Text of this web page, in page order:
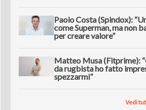
Paolo Costa (Spindox):
come Superman, ma non
per creare valore”
Matteo Musa (Fitprime):
da rugbista ho fatto
spezzarmi”
Vedi